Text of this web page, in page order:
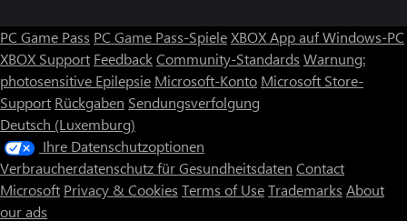
PC Game Pass PC Game Pass-SpieleXBOX App auf Windows-PC
XBOX Support FeedbackCommunity-Standards Warnung:
photosensitive Epilepsie Microsoft-Konto Microsoft Store-
Support Rückgaben Sendungsverfolgung
Deutsch (Luxemburg)
Ihre Datenschutzoptionen
Verbraucherdatenschutz für Gesundheitsdaten Contact
Microsoft Privacy & Cookies Terms of UseTrademarks About
our ads